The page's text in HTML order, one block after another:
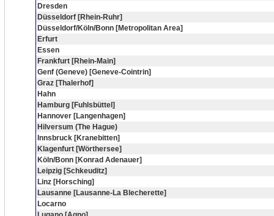
Dresden
Düsseldorf [Rhein-Ruhr]
Düsseldorf/Köln/Bonn [Metropolitan Area]
Erfurt
Essen
Frankfurt [Rhein-Main]
Genf (Geneve) [Geneve-Cointrin]
Graz [Thalerhof]
Hahn
Hamburg [Fuhlsbüttel]
Hannover [Langenhagen]
Hilversum (The Hague)
Innsbruck [Kranebitten]
Klagenfurt [Wörthersee]
Köln/Bonn [Konrad Adenauer]
Leipzig [Schkeuditz]
Linz [Horsching]
Lausanne [Lausanne-La Blecherette]
Locarno